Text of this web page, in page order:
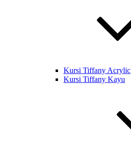
Kursi Tiffany Acrylic
Kursi Tiffany Kayu